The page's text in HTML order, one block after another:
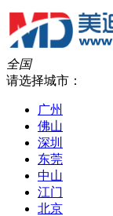
全国
请选择城市：
广州
佛山
深圳
东莞
中山
江门
北京